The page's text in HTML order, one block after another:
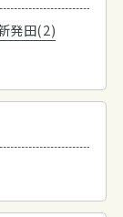
発田(2)